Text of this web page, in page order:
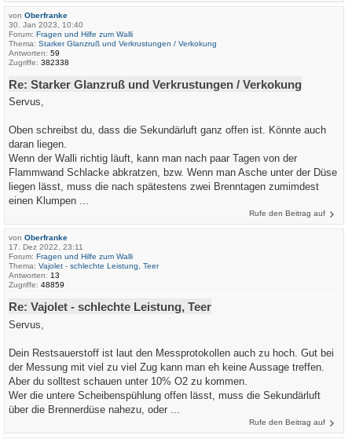
von Oberfranke
30. Jan 2023, 10:40
Forum: Fragen und Hilfe zum Walli
Thema: Starker Glanzruß und Verkrustungen / Verkokung
Antworten: 59
Zugriffe: 382338
Re: Starker Glanzruß und Verkrustungen / Verkokung
Servus,
Oben schreibst du, dass die Sekundärluft ganz offen ist. Könnte auch
daran liegen.
Wenn der Walli richtig läuft, kann man nach paar Tagen von der
Flammwand Schlacke abkratzen, bzw. Wenn man Asche unter der Düse
liegen lässt, muss die nach spätestens zwei Brenntagen zumimdest
einen Klumpen ...
Rufe den Beitrag auf
von Oberfranke
17. Dez 2022, 23:11
Forum: Fragen und Hilfe zum Walli
Thema: Vajolet - schlechte Leistung, Teer
Antworten: 13
Zugriffe: 48859
Re: Vajolet - schlechte Leistung, Teer
Servus,
Dein Restsauerstoff ist laut den Messprotokollen auch zu hoch. Gut bei
der Messung mit viel zu viel Zug kann man eh keine Aussage treffen.
Aber du solltest schauen unter 10% O2 zu kommen.
Wer die untere Scheibenspühlung offen lässt, muss die Sekundärluft
über die Brennerdüse nahezu, oder ...
Rufe den Beitrag auf